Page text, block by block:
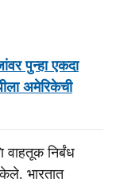
पुन्हा एकदा
अमेरिकेची
निर्बंध
भारतात